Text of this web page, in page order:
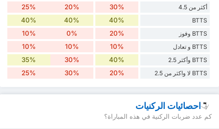
أكثر من 4.5 30%
20%
25%
BTTS
40%
40%
40%
BTTS وفوز 20%
0%
10%
BTTS و تعادل 10%
10%
10%
BTTS وأكثر 2.5 40%
30%
35%
BTTS لا واكثر من 2.5 20%
30%
25%
احصائيات الركنيات
كم عدد ضربات الركنية في هذه المباراة؟